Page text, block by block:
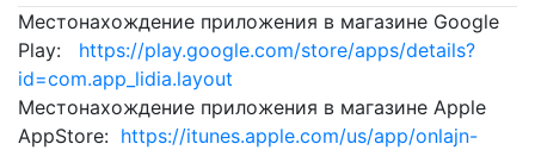
Местонахождение приложения в магазине Google
Play: https://play.google.com/store/apps/details?
id=com.app_lidia.layout
Местонахождение приложения в магазине Apple
AppStore: https://itunes.apple.com/us/app/onlajn-